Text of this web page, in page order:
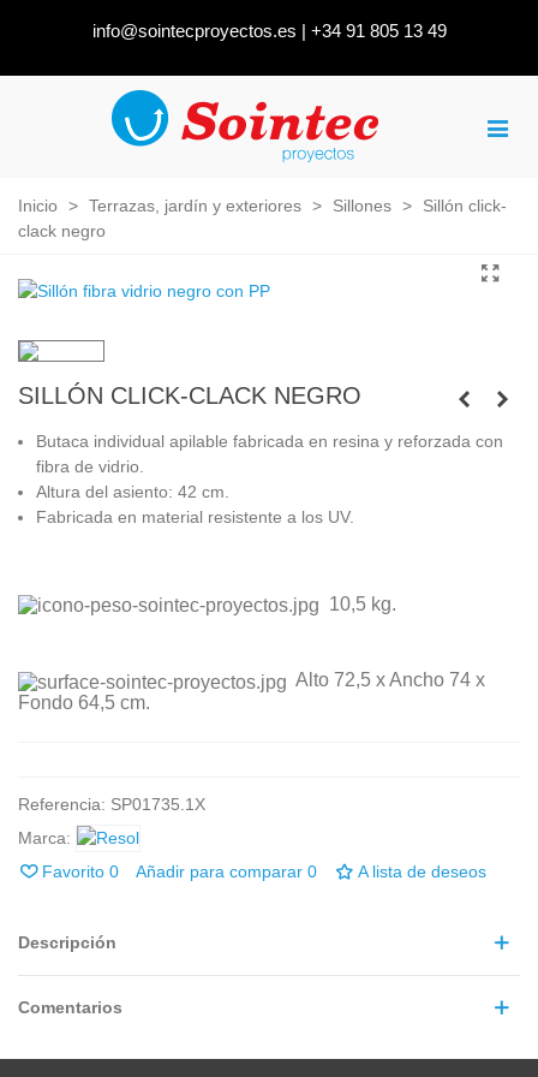
info@sointecproyectos.es | +34 91 805 13 49
Inicio > Terrazas, jardín y exteriores > Sillones >
Sillón click-
clack negro
SILLÓN CLICK-CLACK NEGRO
Butaca individual apilable fabricada en resina y reforzada con
fibra de vidrio.
Altura del asiento: 42 cm.
Fabricada en material resistente a los UV.
10,5 kg.
Alto 72,5 xAncho 74 x
Fondo 64,5 cm.
Referencia: SP01735.1X
Marca:
Favorito 0 Añadir para comparar 0 A lista de deseos
Descripción
Comentarios